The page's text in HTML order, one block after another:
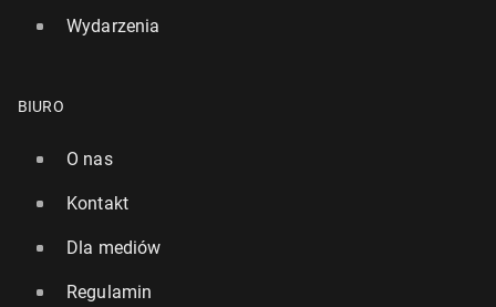
Wydarzenia
BIURO
O nas
Kontakt
Dla mediów
Regulamin